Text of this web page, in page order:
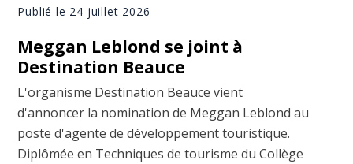
Publié le 24 juillet 2026
Meggan Leblond se joint à
Destination Beauce
L'organisme Destination Beauce vient
d'annoncer la nomination de Meggan Leblond au
poste d'agente de développement touristique.
Diplômée en Techniques de tourisme du Collège